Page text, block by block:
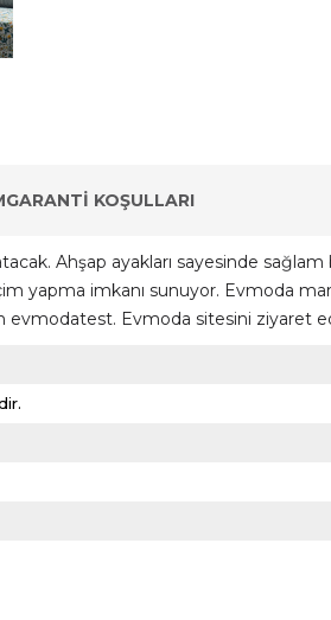
GARANTI KOŞULLARI
Ahşap ayakları sayesinde sağlam
yapma imkanı sunuyor. Evmoda
evmodatest. Evmoda sitesini ziyaret